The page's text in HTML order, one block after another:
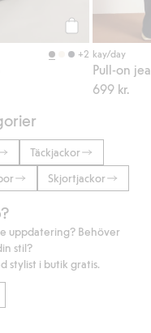
Köp
+2 kay/day
Pull-on
699 kr.
Täckjackor
Skjortjackor
uppdatering? Behöver
stil?
stylist i butik gratis.